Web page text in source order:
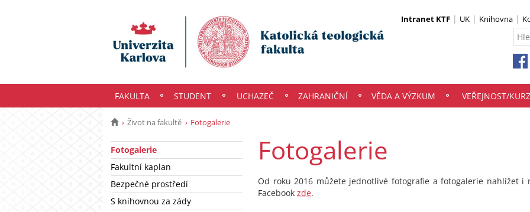
Intranet KTF UK Knihovna
FAKULTA STUDENT UCHAZEČ ZAHRANIČNÍ VĚDA A VÝZKUM VEŘEJNOST/
Život na fakultě Fotogalerie
Fotogalerie
Fakultní kaplan
Bezpečné prostředí
S knihovnou za zády
Fotogalerie
Od roku 2016 můžete jednotlivé fotografie a fotogalerie nahlížet i
Facebook zde.